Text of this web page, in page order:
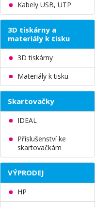
Kabely USB, UTP
3D tiskárny a
materiály k tisku
3D tiskárny
Materiály k tisku
Skartovačky
IDEAL
Příslušenství ke
skartovačkám
VÝPRODEJ
HP